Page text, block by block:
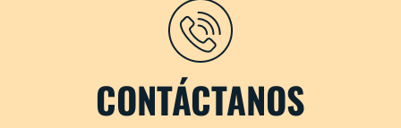
CONTÁCTANOS